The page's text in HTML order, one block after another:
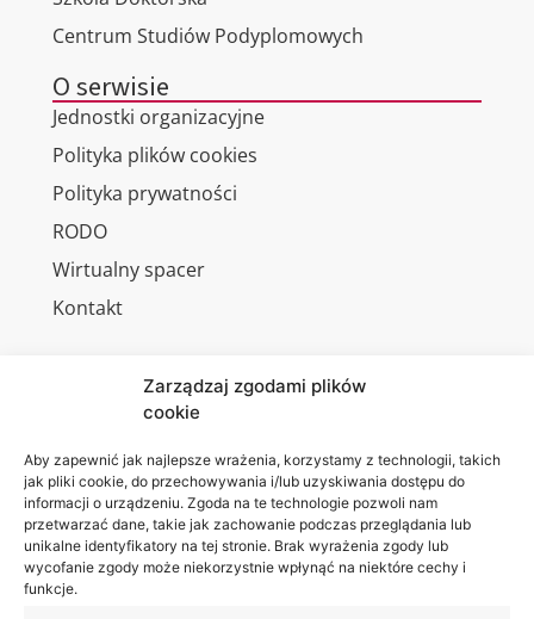
Zarządzaj zgodami plików
cookie
Aby zapewnić jak najlepsze wrażenia, korzystamy z technologii, takich
jak pliki cookie, do przechowywania i/lub uzyskiwania dostępu do
informacji o urządzeniu. Zgoda na te technologie pozwoli nam
przetwarzać dane, takie jak zachowanie podczas przeglądania lub
unikalne identyfikatory na tej stronie. Brak wyrażenia zgody lub
wycofanie zgody może niekorzystnie wpłynąć na niektóre cechy i
funkcje.
Centrum Studiów Podyplomowych
O serwisie
Jednostki organizacyjne
Polityka plików cookies
Polityka prywatności
RODO
Wirtualny spacer
Kontakt
Akademia
WSEI
ul.
Projektowa
4